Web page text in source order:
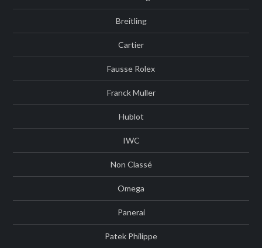
Breitling
Cartier
Fausse Rolex
Franck Muller
Hublot
IWC
Non Classé
Omega
Panerai
Patek Philippe